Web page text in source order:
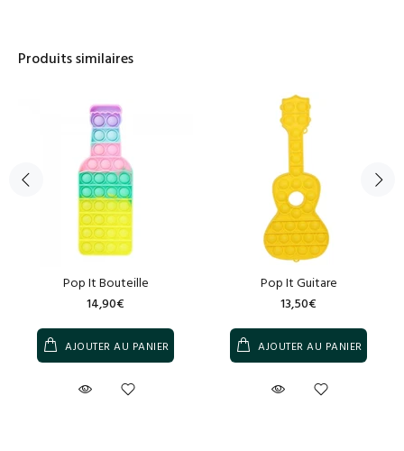
Produits similaires
Pop It Bouteille
14,90€
AJOUTER AU PANIER
Pop It Guitare
13,50€
AJOUTER AU PANIER